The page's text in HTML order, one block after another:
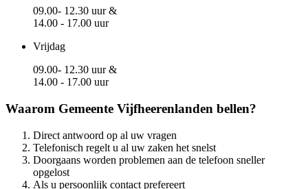
09.00- 12.30 uur &
14.00 - 17.00 uur
Vrijdag
09.00- 12.30 uur &
14.00 - 17.00 uur
Waarom Gemeente Vijfheerenlanden bellen?
Direct antwoord op al uw vragen
Telefonisch regelt u al uw zaken het snelst
Doorgaans worden problemen aan de telefoon sneller
opgelost
Als u persoonlijk contact prefereert